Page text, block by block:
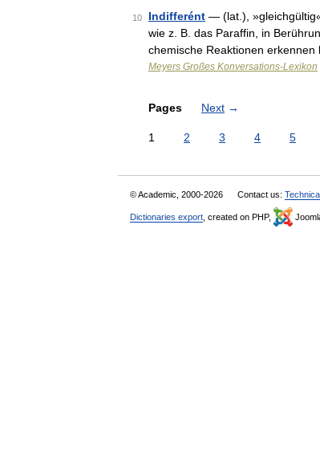
10 Indifferént — (lat.),
wie z. B. das Paraffin, in
chemische Reaktionen erkennen
Meyers Großes Konversations-Lexikon
Pages Next →
1 2 3 4 5
© Academic, 2000-2026 Contact us:
Dictionaries export , created on PHP,